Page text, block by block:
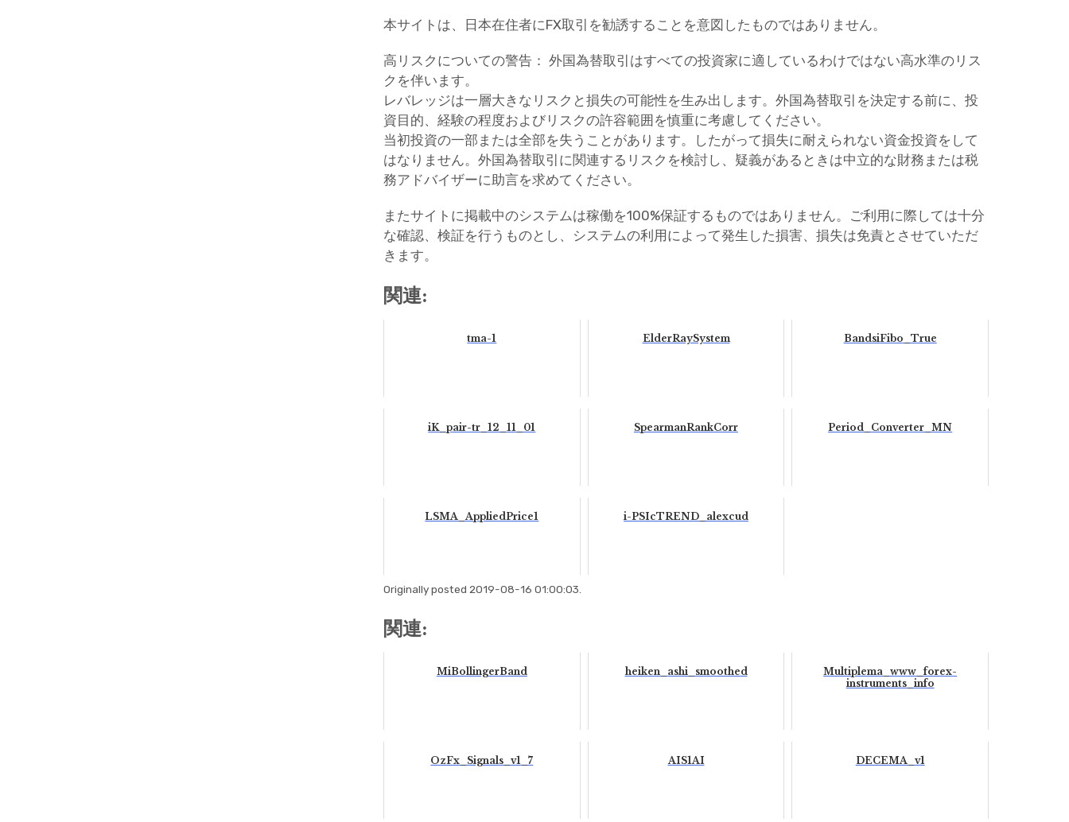
本サイトは、日本在住者にFX取引を勧誘することを意図したものではありません。
高リスクについての警告： 外国為替取引はすべての投資家に適しているわけではない高水準のリス
クを伴います。
レバレッジは一層大きなリスクと損失の可能性を生み出します。外国為替取引を決定する前に、投
資目的、経験の程度およびリスクの許容範囲を慎重に考慮してください。
当初投資の一部または全部を失うことがあります。したがって損失に耐えられない資金投資をして
はなりません。外国為替取引に関連するリスクを検討し、疑義があるときは中立的な財務または税
務アドバイザーに助言を求めてください。
またサイトに掲載中のシステムは稼働を100%保証するものではありません。ご利用に際しては十分
な確認、検証を行うものとし、システムの利用によって発生した損害、損失は免責とさせていただ
きます。
関連:
tma-1 ElderRaySystem BandsiFibo_True
iK_pair-tr_12_11_01 SpearmanRankCorr Period_Converter_MN
LSMA_AppliedPrice1 i-PSIcTREND_alexcud
Originally posted 2019-08-16 01:00:03.
関連:
MiBollingerBand heiken_ashi_smoothed
Multiplema_www_forex-
instruments_info
OzFx_Signals_v1_7 AIS1AI DECEMA_v1